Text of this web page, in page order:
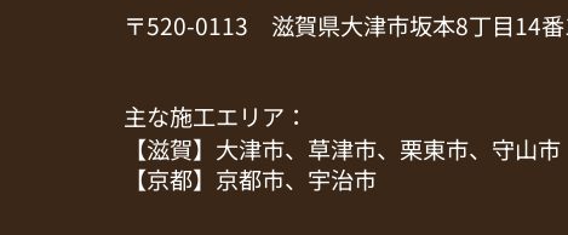
〒520-0113 滋賀県大津市坂本8丁目14
主な施工エリア：
【滋賀】大津市、草津市、栗東市、守山市
【京都】京都市、宇治市